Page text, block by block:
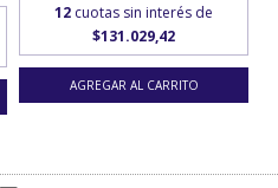
12 cuotas sin interés de
$131.029,42